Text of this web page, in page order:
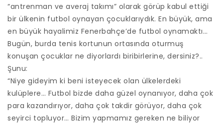
“antrenman ve averaj takımı” olarak görüp kabul ettiği
bir ülkenin futbol oynayan çocuklarıydık. En büyük, ama
en büyük hayalimiz Fenerbahçe’de futbol oynamaktı…
Bugün, burda tenis kortunun ortasında oturmuş
konuşan çocuklar ne diyorlardı biribirlerine, dersiniz?..
Şunu:
“Niye gideyim ki beni isteyecek olan ülkelerdeki
kulüplere… Futbol bizde daha güzel oynanıyor, daha çok
para kazandırıyor, daha çok takdir görüyor, daha çok
seyirci topluyor… Bizim yapmamız gereken ne biliyor